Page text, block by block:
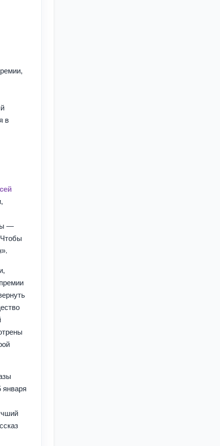
в
—
января